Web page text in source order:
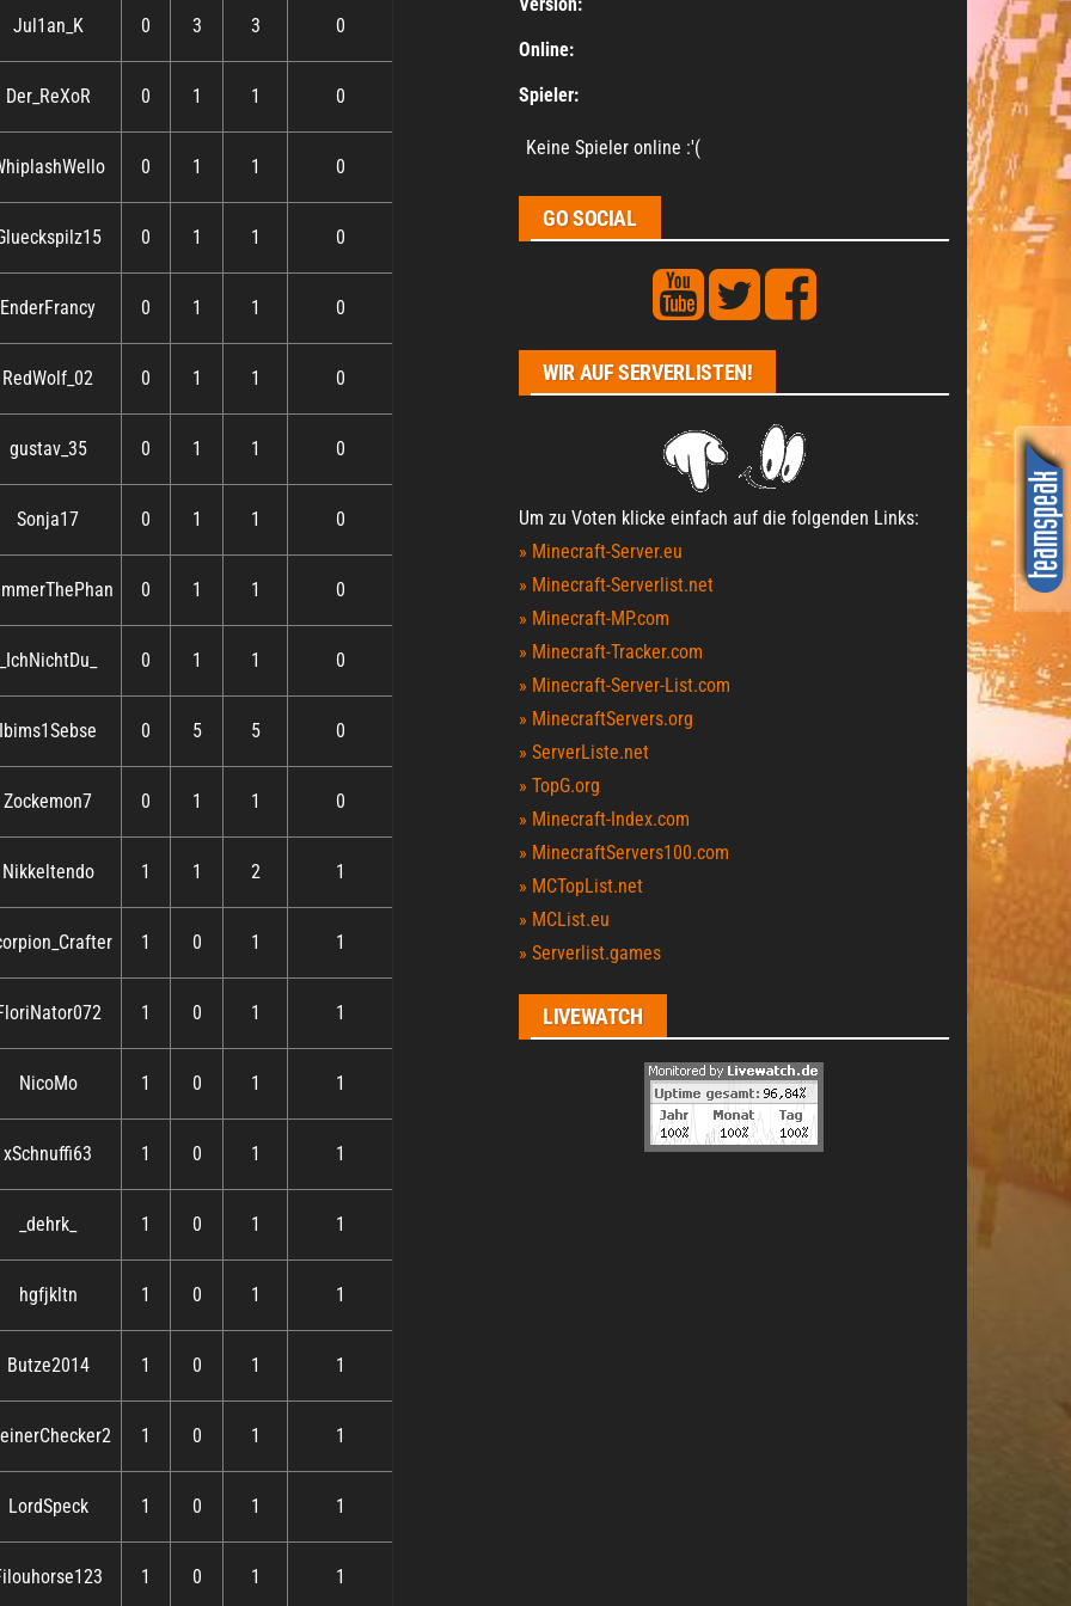
Jul1an_K 0 3 3 0
Der_ReXoR 0 1 1 0
0 1 1 0
0 1 1 0
EnderFrancy 0 1 1 0
RedWolf_02 0 1 1 0
gustav_35 0 1 1 0
Sonja17 0 1 1 0
0 1 1 0
_IchNichtDu_ 0 1 1 0
Ibims1Sebse 0 5 5 0
Zockemon7 0 1 1 0
Nikkeltendo 1 1 2 1
1 0 1 1
1 0 1 1
NicoMo 1 0 1 1
xSchnuffi63 1 0 1 1
_dehrk_ 1 0 1 1
hgfjkltn 1 0 1 1
Butze2014 1 0 1 1
1 0 1 1
LordSpeck 1 0 1 1
1 0 1 1
Online:
Spieler:
Keine Spieler online :'(
GO SOCIAL
WIR AUF SERVERLISTEN!
Um zu Voten klicke einfach auf die folgenden Links:
» Minecraft-Server.eu
» Minecraft-Serverlist.net
» Minecraft-MP.com
» Minecraft-Tracker.com
» Minecraft-Server-List.com
» MinecraftServers.org
» ServerListe.net
» TopG.org
» Minecraft-Index.com
» MinecraftServers100.com
» MCTopList.net
» MCList.eu
» Serverlist.games
LIVEWATCH